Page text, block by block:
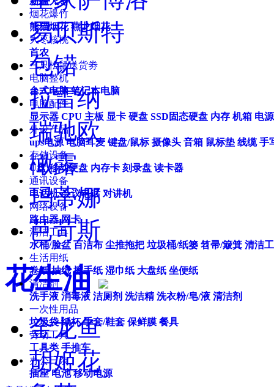
烟花爆竹
熊猫烟花 燕龙烟花
大枣核桃
首农
三只松鼠送货劵
电脑整机
台式电脑 笔记本电脑
电脑配件
显示器 CPU 主板 显卡 硬盘 SSD固态硬盘 内存 机箱 电源
外设产品
ups电源 电脑耳麦 键盘/鼠标 摄像头 音箱 鼠标垫 线缆 手
存储设备
U盘 移动硬盘 内存卡 刻录盘 读卡器
通讯设备
电话机 会议电话 对讲机
网络设备
路由器 网卡
清洁工具
水桶/脸盆 百洁布 尘推拖把 垃圾桶/纸篓 笤帚/簸箕 清洁
生活用纸
卷纸 抽纸 擦手纸 湿巾纸 大盘纸 坐便纸
清洁剂
洗手液 消毒液 洁厕剂 洗洁精 洗衣粉/皂/液 清洁剂
一次性用品
垃圾袋 纸杯 手套/鞋套 保鲜膜 餐具
劳动工具
工具类 手推车
办公日杂
插座 电池 移动电源
易贝斯特
包锘
拉雷纳
瑞驰欧
橄露
玛蒂娜
芭苛斯
花生油
金龙鱼
胡姬花